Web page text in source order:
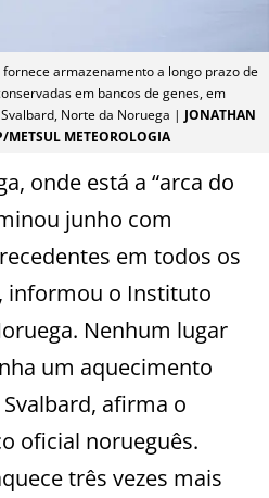
armazenamento a longo prazo de
em bancos de genes, em
Norte da Noruega | JONATHAN
METSUL METEOROLOGIA
onde está a “arca do
junho com
em todos os
informou o Instituto
Nenhum lugar
um aquecimento
afirma o
oficial norueguês.
três vezes mais